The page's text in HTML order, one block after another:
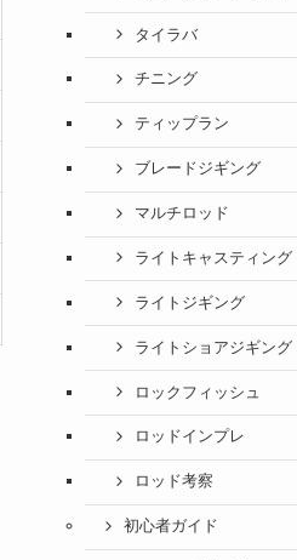
タイラバ
チニング
ティップラン
ブレードジギング
マルチロッド
ライトキャスティング
ライトジギング
ライトショアジギング
ロックフィッシュ
ロッドインプレ
ロッド考察
初心者ガイド